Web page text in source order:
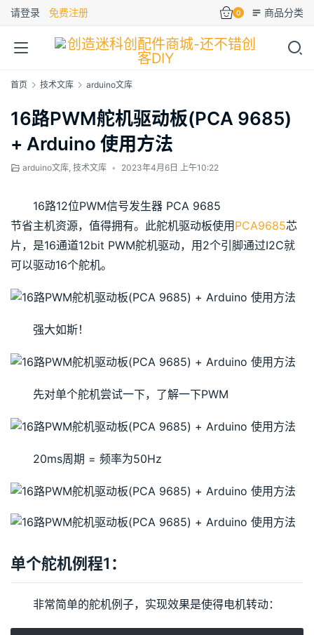
请登录 免费注册 0 商品分类
首页 技术文库 arduino文库
16路PWM舵机驱动板(PCA 9685)
+ Arduino 使用方法
arduino文库, 技术文库 • 2023年4月6日 上午10:22
16路12位PWM信号发生器 PCA 9685
节省主机资源，值得拥有。此舵机驱动板使用 PCA9685芯
片，是16通道12bit PWM舵机驱动，用2个引脚通过I2C就
可以驱动16个舵机。
强大如斯！
先对单个舵机尝试一下，了解一下PWM
20ms周期 = 频率为50Hz
单个舵机例程1：
非常简单的舵机例子，实现效果是使得电机转动：